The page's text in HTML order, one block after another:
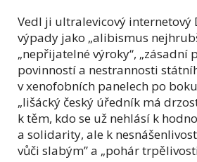
Vedl ji ultralevicový internetový
výpady jako „alibismus
„nepřijatelné výroky“, „zásadní
povinností a nestrannosti
v xenofobních panelech po
„lišácký český úředník má
k těm, kdo se už nehlásí k
a solidarity, ale k
vůči slabým” a „pohár